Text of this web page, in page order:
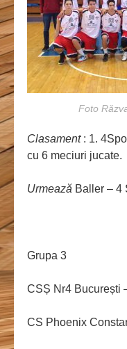
Foto
Clasament: 1.
cu 6 meciuri jucate.
Urmează Baller – 4
Grupa 3
CSȘ Nr4 București
CS Phoenix